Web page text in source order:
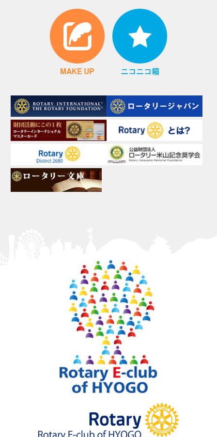
MAKE UP ニコニコ箱